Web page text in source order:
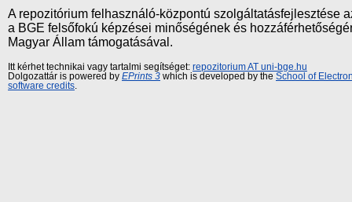
A repozitórium felhasználó-központú szolgáltatásfejlesztése
a BGE felsőfokú képzései minőségének és
Magyar Állam támogatásával.
Itt kérhet technikai vagy tartalmi segítséget: repozitorium AT uni-bge.hu
Dolgozattár is powered by EPrints 3 which is developed by the School of
software credits